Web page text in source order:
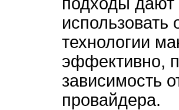
использовать
технологии
эффективно,
зависимость
провайдера.